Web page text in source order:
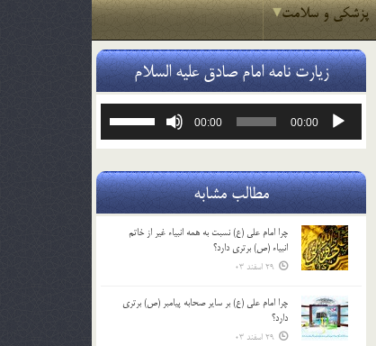
پزشکی و سلامت
زیارت نامه امام صادق علیه السلام
پخش‌کننده
00:00
00:00
یا
صدا
کلیدهای
مطالب مشابه
چرا امام علی (ع) نسبت به همه انبیاء غیر از خاتم
انبیاء (ص) برتری دارد؟
29 اسفند 03
چرا امام علی (ع) بر سایر صحابه پیامبر (ص) برتری
دارد؟
29 اسفند 03